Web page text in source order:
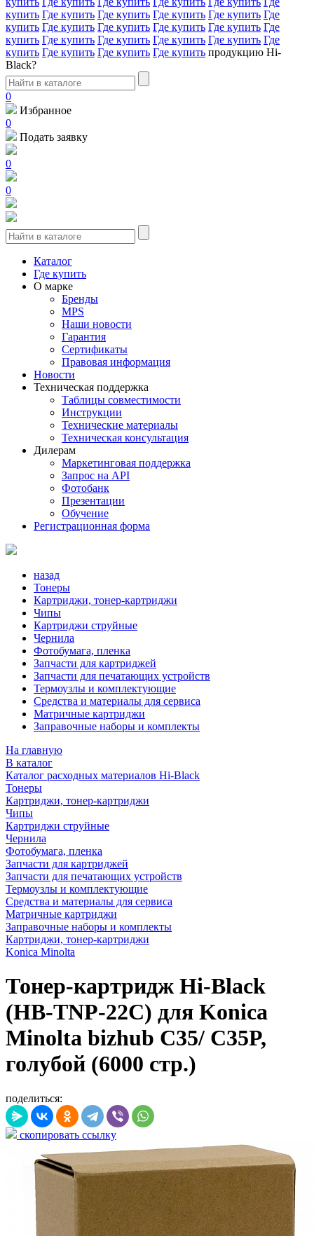
купить Где купить Где купить Где купить Где купить Где
купить Где купить Где купить Где купить Где купить Где
купить Где купить Где купить Где купить Где купить Где
купить Где купить Где купить Где купить продукцию Hi-
Black?
0
Избранное
0
Подать заявку
0
0
Каталог
Где купить
О марке
Бренды
MPS
Наши новости
Гарантия
Сертификаты
Правовая информация
Новости
Техническая поддержка
Таблицы совместимости
Инструкции
Технические материалы
Техническая консультация
Дилерам
Маркетинговая поддержка
Запрос на API
Фотобанк
Презентации
Обучение
Регистрационная форма
назад
Тонеры
Картриджи, тонер-картриджи
Чипы
Картриджи струйные
Чернила
Фотобумага, пленка
Запчасти для картриджей
Запчасти для печатающих устройств
Термоузлы и комплектующие
Средства и материалы для сервиса
Матричные картриджи
Заправочные наборы и комплекты
На главную
В каталог
Каталог расходных материалов Hi-Black
Тонеры
Картриджи, тонер-картриджи
Чипы
Картриджи струйные
Чернила
Фотобумага, пленка
Запчасти для картриджей
Запчасти для печатающих устройств
Термоузлы и комплектующие
Средства и материалы для сервиса
Матричные картриджи
Заправочные наборы и комплекты
Картриджи, тонер-картриджи
Konica Minolta
Тонер-картридж Hi-Black
(HB-TNP-22C) для Konica
Minolta bizhub C35/ C35P,
голубой (6000 стр.)
поделиться:
скопировать ссылку